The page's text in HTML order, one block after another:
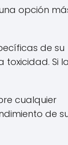
opción
de su
toxicidad. Si la
cualquier
de